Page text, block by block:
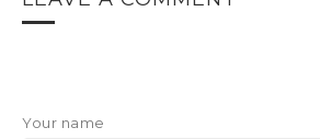
Your name